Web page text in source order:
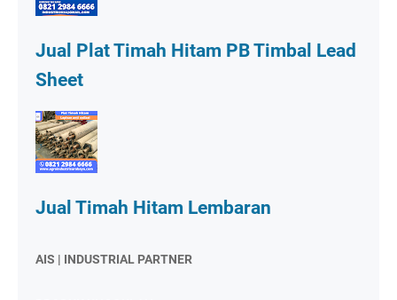
Jual Plat Timah Hitam PB Timbal Lead
Sheet
Jual Timah Hitam Lembaran
AIS | INDUSTRIAL PARTNER